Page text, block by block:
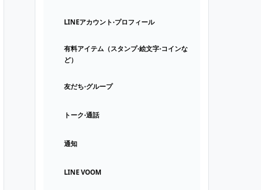
LINEアカウント⋅プロフィール
有料アイテム（スタンプ⋅絵文字⋅コインな
ど）
友だち⋅グループ
トーク⋅通話
通知
LINE VOOM